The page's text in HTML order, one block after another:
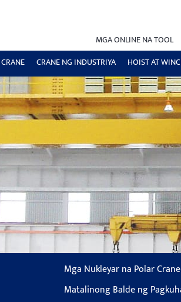
MGA ONLINE NA TOOL
CRANE NG INDUSTRIYA HOIST AT
Mga Nukleyar na Polar
Matalinong Balde ng